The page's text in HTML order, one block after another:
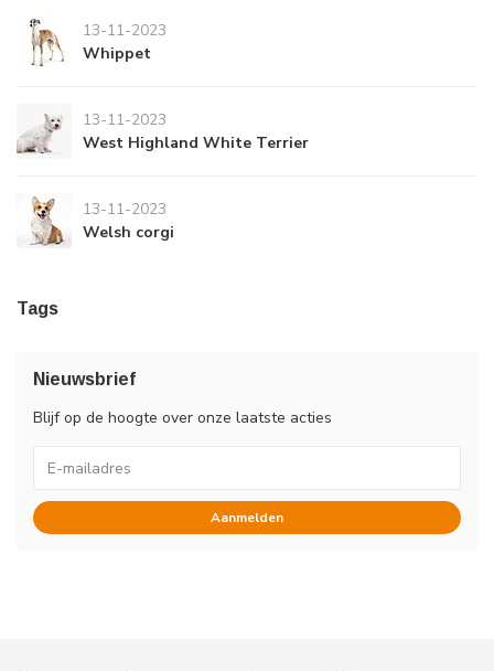
13-11-2023
Whippet
13-11-2023
West Highland White Terrier
13-11-2023
Welsh corgi
Tags
Nieuwsbrief
Blijf op de hoogte over onze laatste acties
Aanmelden